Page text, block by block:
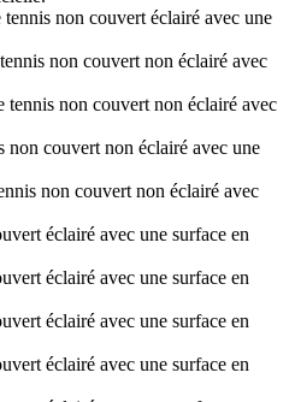
non couvert éclairé avec une
non couvert non éclairé avec
tennis non couvert non éclairé avec
non couvert non éclairé avec une
non couvert non éclairé avec
éclairé avec une surface en
éclairé avec une surface en
éclairé avec une surface en
éclairé avec une surface en